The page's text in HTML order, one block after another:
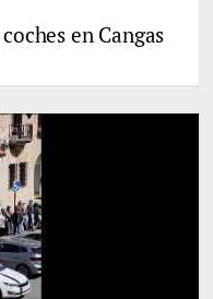
en Cangas